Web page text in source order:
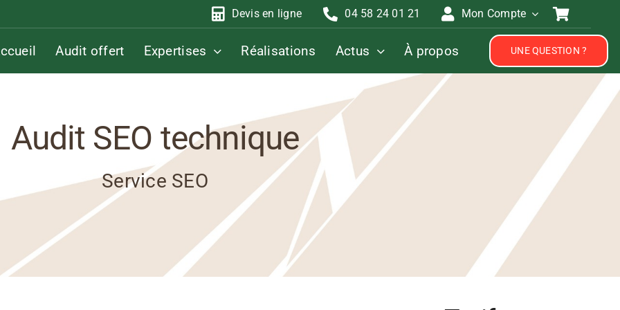
Devis en ligne 04 58 24 01 21 Mon Compte
Audit offert Expertises Réalisations Actus À propos UNE QUESTION ?
Audit SEO technique
Service SEO